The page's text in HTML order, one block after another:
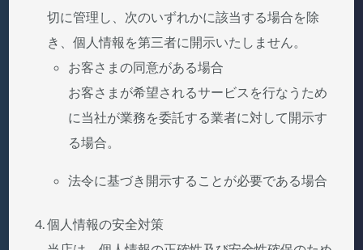
切に管理し、次のいずれかに該当する場合を除
き、個人情報を第三者に開示いたしません。
お客さまの同意がある場合
お客さまが希望されるサービスを行なうため
に当社が業務を委託する業者に対して開示す
る場合。
法令に基づき開示することが必要である場合
個人情報の安全対策